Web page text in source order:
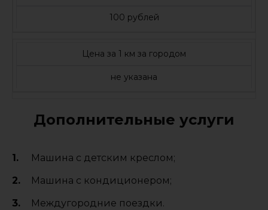
100 рублей
Цена за 1 км за городом
не указана
Дополнительные услуги
Машина с детским креслом;
Машина с кондиционером;
Междугородние поездки.